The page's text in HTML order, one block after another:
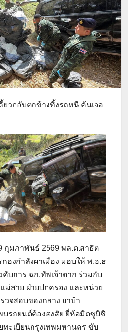
ยวกลับตกข้างทิ้งรถหนี ค้นเจอ
กุมภาพันธ์ 2569 พล.ต.สาธิต
องกำลังผาเมือง มอบให้ พ.อ.ธ
บการ ฉก.ทัพเจ้าตาก ร่วมกับ
ม่สาย ฝ่ายปกครอง และหน่วย
วจสอบของกลาง ยาบ้า
บรถยนต์ต้องสงสัย ยี่ห้อมิตซูบิชิ
ทะเบียนกรุงเทพมหานคร ขับ